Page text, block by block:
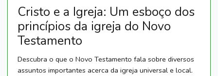
Cristo e a Igreja: Um esboço dos
princípios da igreja do Novo
Testamento
Descubra o que o Novo Testamento fala sobre diversos
assuntos importantes acerca da igreja universal e local.